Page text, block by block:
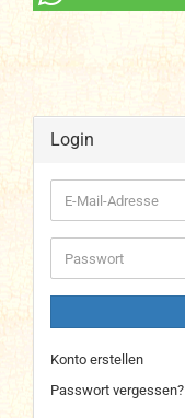
Login
E-
Mail-
Adresse
Passwort
Konto erstellen
Passwort vergessen?